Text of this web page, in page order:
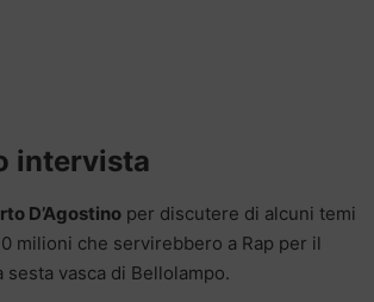
intervista
D’Agostino per discutere di alcuni temi
milioni che servirebbero a Rap per il
vasca di Bellolampo.